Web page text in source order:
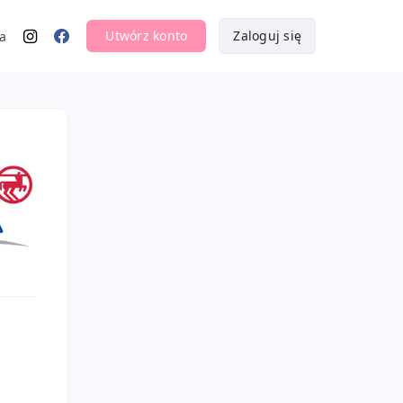
Utwórz konto Zaloguj się